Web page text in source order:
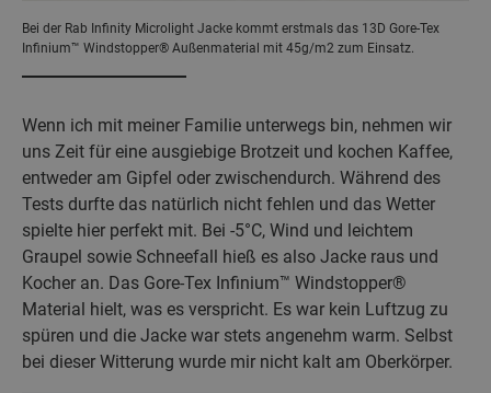
Bei der Rab Infinity Microlight Jacke kommt erstmals das 13D Gore-Tex
Infinium™ Windstopper® Außenmaterial mit 45g/m2 zum Einsatz.
Wenn ich mit meiner Familie unterwegs bin, nehmen wir
uns Zeit für eine ausgiebige Brotzeit und kochen Kaffee,
entweder am Gipfel oder zwischendurch. Während des
Tests durfte das natürlich nicht fehlen und das Wetter
spielte hier perfekt mit. Bei -5°C, Wind und leichtem
Graupel sowie Schneefall hieß es also Jacke raus und
Kocher an. Das Gore-Tex Infinium™ Windstopper®
Material hielt, was es verspricht. Es war kein Luftzug zu
spüren und die Jacke war stets angenehm warm. Selbst
bei dieser Witterung wurde mir nicht kalt am Oberkörper.